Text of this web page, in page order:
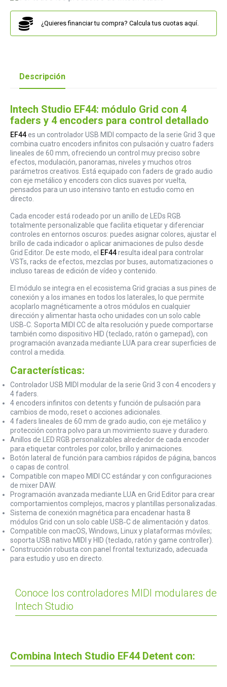
¿Quieres financiar tu compra? Calcula tus cuotas aquí.
Descripción
Intech Studio EF44: módulo Grid con 4
faders y 4 encoders para control detallado
EF44es un controlador USB MIDI compacto de la serie Grid 3 que
combina cuatro encoders infinitos con pulsación y cuatro faders
lineales de 60 mm, ofreciendo un control muy preciso sobre
efectos, modulación, panoramas, niveles y muchos otros
parámetros creativos. Está equipado con faders de grado audio
con eje metálico y encoders con clics suaves por vuelta,
pensados para un uso intensivo tanto en estudio como en
directo.
Cada encoder está rodeado por un anillo de LEDs RGB
totalmente personalizable que facilita etiquetar y diferenciar
controles en entornos oscuros: puedes asignar colores, ajustar el
brillo de cada indicador o aplicar animaciones de pulso desde
Grid Editor. De este modo, el EF44resulta ideal para controlar
VSTs, racks de efectos, mezclas por buses, automatizaciones o
incluso tareas de edición de vídeo y contenido.
El módulo se integra en el ecosistema Grid gracias a sus pines de
conexión y a los imanes en todos los laterales, lo que permite
acoplarlo magnéticamente a otros módulos en cualquier
dirección y alimentar hasta ocho unidades con un solo cable
USB‑C. Soporta MIDI CC de alta resolución y puede comportarse
también como dispositivo HID (teclado, ratón o gamepad), con
programación avanzada mediante LUA para crear superficies de
control a medida.
Características:
Controlador USB MIDI modular de la serie Grid 3 con 4 encoders y
4 faders.
4 encoders infinitos con detents y función de pulsación para
cambios de modo, reset o acciones adicionales.
4 faders lineales de 60 mm de grado audio, con eje metálico y
protección contra polvo para un movimiento suave y duradero.
Anillos de LED RGB personalizables alrededor de cada encoder
para etiquetar controles por color, brillo y animaciones.
Botón lateral de función para cambios rápidos de página, bancos
o capas de control.
Compatible con mapeo MIDI CC estándar y con configuraciones
de mixer DAW.
Programación avanzada mediante LUA en Grid Editor para crear
comportamientos complejos, macros y plantillas personalizadas.
Sistema de conexión magnética para encadenar hasta 8
módulos Grid con un solo cable USB‑C de alimentación y datos.
Compatible con macOS, Windows, Linux y plataformas móviles;
soporta USB nativo MIDI y HID (teclado, ratón y game controller).
Construcción robusta con panel frontal texturizado, adecuada
para estudio y uso en directo.
Conoce los controladores MIDI modulares de
Intech Studio
Combina Intech Studio EF44 Detent con: